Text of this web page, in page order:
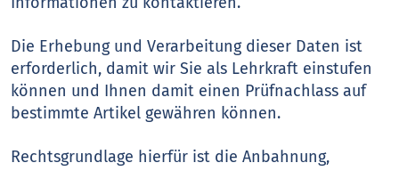
Die Erhebung und Verarbeitung dieser Daten ist
erforderlich, damit wir Sie als Lehrkraft einstufen
können und Ihnen damit einen Prüfnachlass auf
bestimmte Artikel gewähren können.
Rechtsgrundlage hierfür ist die Anbahnung,